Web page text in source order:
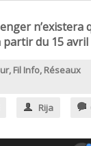
n’existera
du 15 avril
, Fil Info, Réseaux
Rija